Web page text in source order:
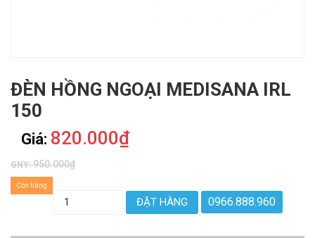
ĐÈN HỒNG NGOẠI MEDISANA IRL
150
Giá: 820.000₫
GNY:950.000₫
Còn hàng
ĐẶT HÀNG 0966.888.960